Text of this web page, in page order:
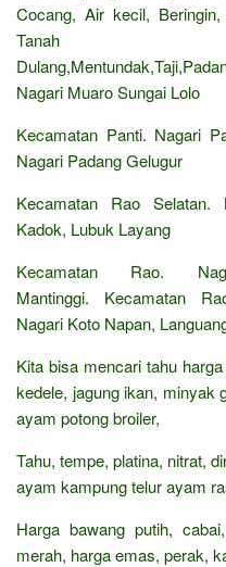
Cocang, Air kecil,
Tanah
Nagari Muaro Sungai Lolo
Kecamatan Panti. Nagari
Nagari Padang Gelugur
Kecamatan Rao Selatan.
Kadok, Lubuk Layang
Kecamatan Rao.
Mantinggi. Kecamatan
Nagari Koto Napan,
Kita bisa mencari tahu
kedele, jagung ikan, minyak
ayam potong broiler,
Tahu, tempe, platina, nitrat,
ayam kampung telur ayam
Harga bawang putih,
merah, harga emas, perak,